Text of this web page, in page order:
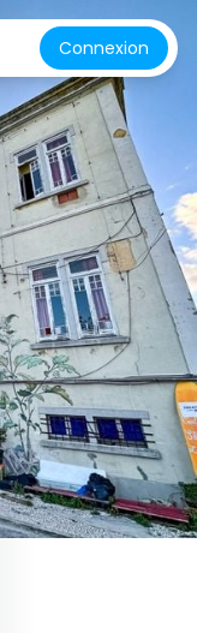
Connexion